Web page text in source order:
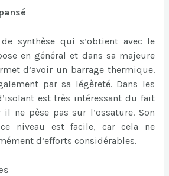
synthèse qui s’obtient avec le
en général et dans sa majeure
d’avoir un barrage thermique.
par sa légèreté. Dans les
est très intéressant du fait
il ne pèse pas sur l’ossature. Son
niveau est facile, car cela ne
d’efforts considérables.